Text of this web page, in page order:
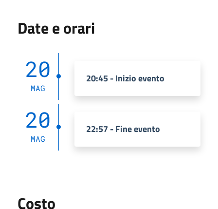
Date e orari
20
MAG
20:45 - Inizio evento
20
MAG
22:57 - Fine evento
Costo